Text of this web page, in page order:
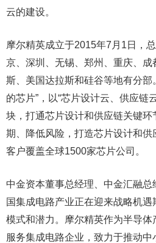
云的建设。
摩尔精英成立于2015年7月1日，
京、深圳、无锡、郑州、重庆、
斯、美国达拉斯和硅谷等地有分部
的芯片”，以“芯片设计云、供应链
块，打通芯片设计和供应链关键环
期、降低风险，打造芯片设计和供
客户覆盖全球1500家芯片公司。
中金资本董事总经理、中金汇融总
国集成电路产业正在迎来战略机
模式和潜力。摩尔精英作为半导
服务集成电路企业，致力于推动